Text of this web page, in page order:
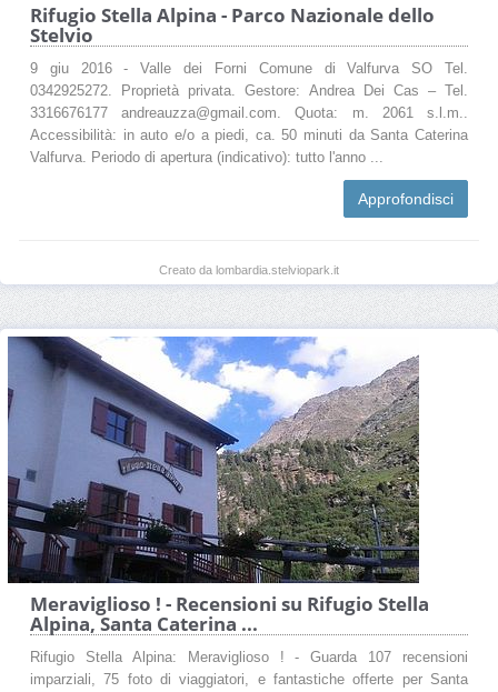
Rifugio Stella Alpina - Parco Nazionale dello
Stelvio
9 giu 2016 - Valle dei Forni Comune di Valfurva SO Tel.
0342925272. Proprietà privata. Gestore: Andrea Dei Cas – Tel.
3316676177 andreauzza@gmail.com. Quota: m. 2061 s.l.m..
Accessibilità: in auto e/o a piedi, ca. 50 minuti da Santa Caterina
Valfurva. Periodo di apertura (indicativo): tutto l'anno ...
Approfondisci
Creato da lombardia.stelviopark.it
Meraviglioso ! - Recensioni su Rifugio Stella
Alpina, Santa Caterina ...
Rifugio Stella Alpina: Meraviglioso ! - Guarda 107 recensioni
imparziali, 75 foto di viaggiatori, e fantastiche offerte per Santa